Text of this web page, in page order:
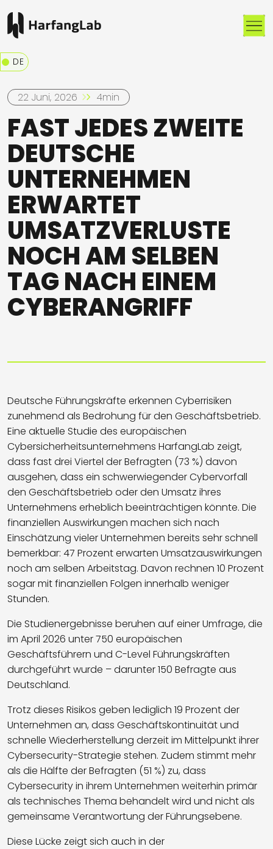
DE
22 Juni, 2026 4min
FAST JEDES ZWEITE
DEUTSCHE
UNTERNEHMEN
ERWARTET
UMSATZVERLUSTE
NOCH AM SELBEN
TAG NACH EINEM
CYBERANGRIFF
Deutsche Führungskräfte erkennen Cyberrisiken
zunehmend als Bedrohung für den Geschäftsbetrieb.
Eine aktuelle Studie des europäischen
Cybersicherheitsunternehmens HarfangLab zeigt,
dass fast drei Viertel der Befragten (73 %) davon
ausgehen, dass ein schwerwiegender Cybervorfall
den Geschäftsbetrieb oder den Umsatz ihres
Unternehmens erheblich beeinträchtigen könnte. Die
finanziellen Auswirkungen machen sich nach
Einschätzung vieler Unternehmen bereits sehr schnell
bemerkbar: 47 Prozent erwarten Umsatzauswirkungen
noch am selben Arbeitstag. Davon rechnen 10 Prozent
sogar mit finanziellen Folgen innerhalb weniger
Stunden.
Die Studienergebnisse beruhen auf einer Umfrage, die
im April 2026 unter 750 europäischen
Geschäftsführern und C-Level Führungskräften
durchgeführt wurde – darunter 150 Befragte aus
Deutschland.
Trotz dieses Risikos geben lediglich 19 Prozent der
Unternehmen an, dass Geschäftskontinuität und
schnelle Wiederherstellung derzeit im Mittelpunkt ihrer
Cybersecurity-Strategie stehen. Zudem stimmt mehr
als die Hälfte der Befragten (51 %) zu, dass
Cybersecurity in ihrem Unternehmen weiterhin primär
als technisches Thema behandelt wird und nicht als
gemeinsame Verantwortung der Führungsebene.
Diese Lücke zeigt sich auch in der